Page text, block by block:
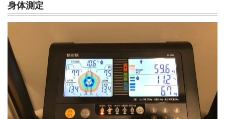
身体測定